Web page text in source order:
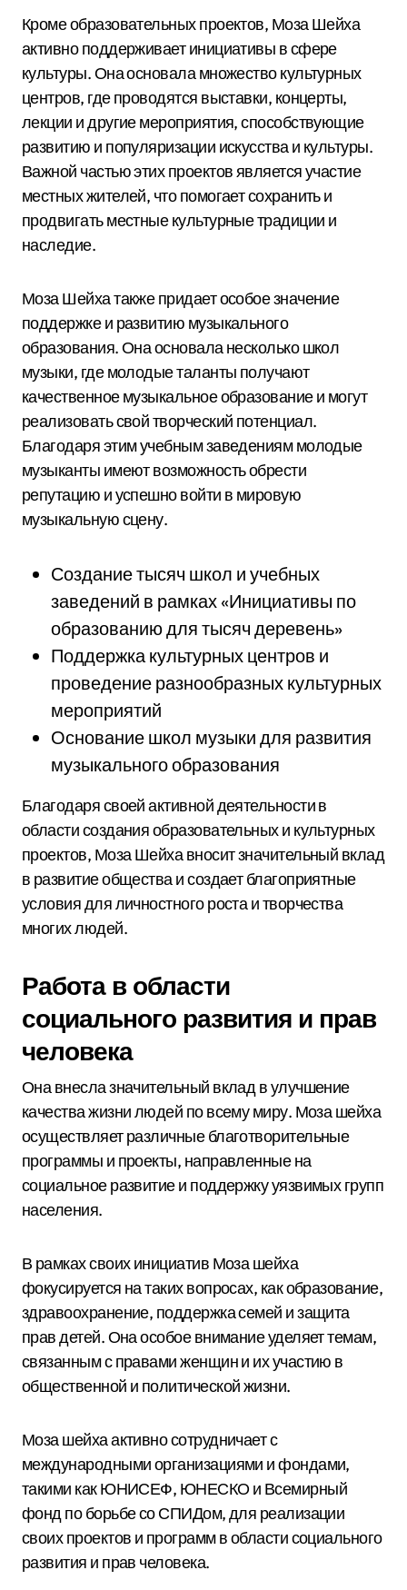
Кроме образовательных проектов, Моза Шейха
активно поддерживает инициативы в сфере
культуры. Она основала множество культурных
центров, где проводятся выставки, концерты,
лекции и другие мероприятия, способствующие
развитию и популяризации искусства и культуры.
Важной частью этих проектов является участие
местных жителей, что помогает сохранить и
продвигать местные культурные традиции и
наследие.
Моза Шейха также придает особое значение
поддержке и развитию музыкального
образования. Она основала несколько школ
музыки, где молодые таланты получают
качественное музыкальное образование и могут
реализовать свой творческий потенциал.
Благодаря этим учебным заведениям молодые
музыканты имеют возможность обрести
репутацию и успешно войти в мировую
музыкальную сцену.
Создание тысяч школ и учебных
заведений в рамках «Инициативы по
образованию для тысяч деревень»
Поддержка культурных центров и
проведение разнообразных культурных
мероприятий
Основание школ музыки для развития
музыкального образования
Благодаря своей активной деятельности в
области создания образовательных и культурных
проектов, Моза Шейха вносит значительный вклад
в развитие общества и создает благоприятные
условия для личностного роста и творчества
многих людей.
Работа в области
социального развития и прав
человека
Она внесла значительный вклад в улучшение
качества жизни людей по всему миру. Моза шейха
осуществляет различные благотворительные
программы и проекты, направленные на
социальное развитие и поддержку уязвимых групп
населения.
В рамках своих инициатив Моза шейха
фокусируется на таких вопросах, как образование,
здравоохранение, поддержка семей и защита
прав детей. Она особое внимание уделяет темам,
связанным с правами женщин и их участию в
общественной и политической жизни.
Моза шейха активно сотрудничает с
международными организациями и фондами,
такими как ЮНИСЕФ, ЮНЕСКО и Всемирный
фонд по борьбе со СПИДом, для реализации
своих проектов и программ в области социального
развития и прав человека.